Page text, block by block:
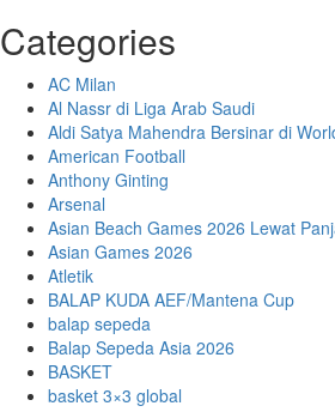
Categories
AC Milan
Al Nassr di Liga Arab Saudi
Aldi Satya Mahendra Bersinar di
American Football
Anthony Ginting
Arsenal
Asian Beach Games 2026 Lewat
Asian Games 2026
Atletik
BALAP KUDA AEF/Mantena Cup
balap sepeda
Balap Sepeda Asia 2026
BASKET
basket 3×3 global